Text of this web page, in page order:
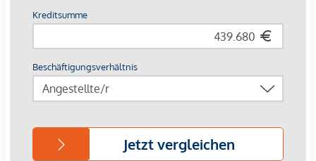
werden zum wertvollen Designelement. Ihre besondere
Eleganz ergibt sich durch sanfte Rundungen und größte
AUSSTATTUNG
Alle Wohnräume klimatisiert
Exquisite Sanitärobjekte in den Bädern